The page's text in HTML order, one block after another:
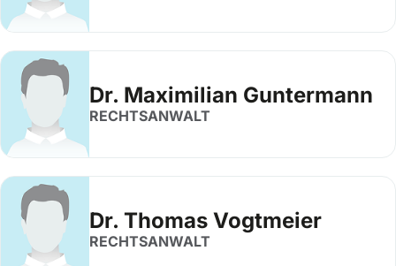
Dr. Maximilian Guntermann
RECHTSANWALT
Dr. Thomas Vogtmeier
RECHTSANWALT